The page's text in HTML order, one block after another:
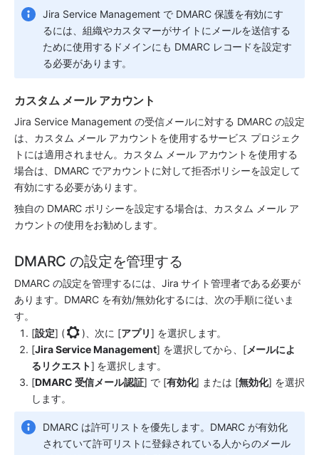
Jira Service Management で DMARC 保護を有効にす
るには、組織やカスタマーがサイトにメールを送信する
ために使用するドメインにも DMARC レコードを設定す
る必要があります。
カスタム メール アカウント
Jira Service Management の受信メールに対する DMARC の設定
は、カスタム メール アカウントを使用するサービス プロジェク
トには適用されません。カスタム メール アカウントを使用する
場合は、DMARC でアカウントに対して拒否ポリシーを設定して
有効にする必要があります。
独自の DMARC ポリシーを設定する場合は、カスタム メール ア
カウントの使用をお勧めします。
DMARC の設定を管理する
DMARC の設定を管理するには、Jira サイト管理者である必要が
あります。DMARC を有効/無効化するには、次の手順に従いま
す。
[設定] ( )、次に [アプリ] を選択します。
[Jira Service Management] を選択してから、[メールによ
るリクエスト] を選択します。
[DMARC 受信メール認証] で [有効化] または [無効化] を選択
します。
DMARC は許可リストを優先します。DMARC が有効化
されていて許可リストに登録されている人からのメール